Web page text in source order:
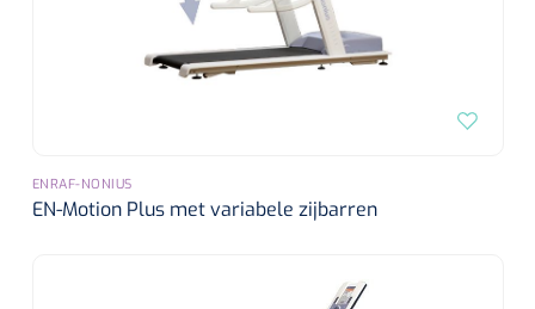
ENRAF-NONIUS
EN-Motion Plus met variabele zijbarren